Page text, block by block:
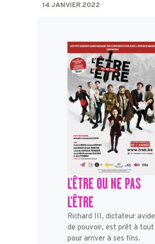
14 JANVIER 2022
L'ÊTRE OU NE PAS
L'ÊTRE
Richard III, dictateur avide
de pouvoir, est prêt à tout
pour arriver à ses fins.